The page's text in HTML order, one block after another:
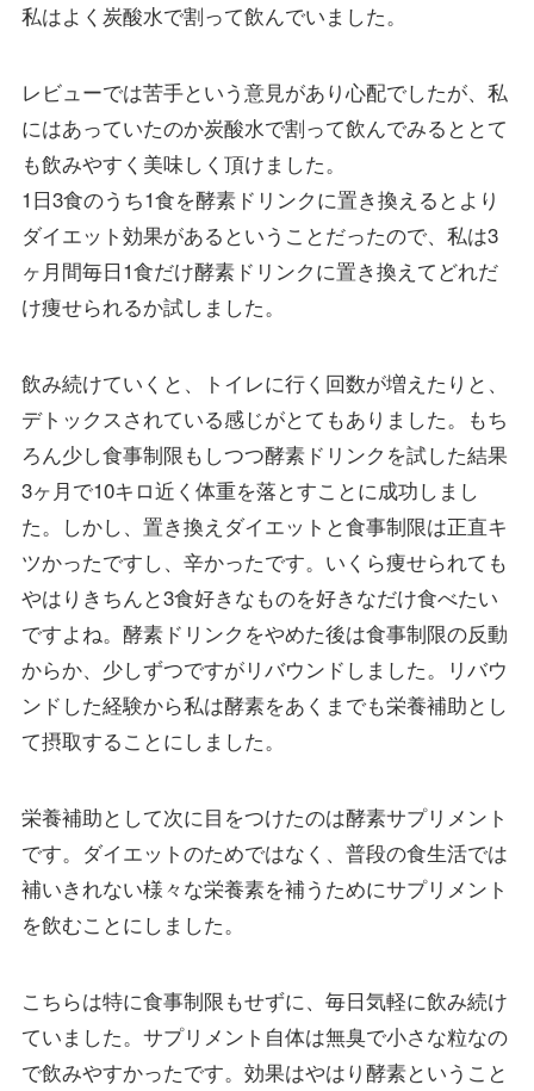
私はよく炭酸水で割って飲んでいました。
レビューでは苦手という意見があり心配でしたが、私
にはあっていたのか炭酸水で割って飲んでみるととて
も飲みやすく美味しく頂けました。
1日3食のうち1食を酵素ドリンクに置き換えるとより
ダイエット効果があるということだったので、私は3
ヶ月間毎日1食だけ酵素ドリンクに置き換えてどれだ
け痩せられるか試しました。
飲み続けていくと、トイレに行く回数が増えたりと、
デトックスされている感じがとてもありました。もち
ろん少し食事制限もしつつ酵素ドリンクを試した結果
3ヶ月で10キロ近く体重を落とすことに成功しまし
た。しかし、置き換えダイエットと食事制限は正直キ
ツかったですし、辛かったです。いくら痩せられても
やはりきちんと3食好きなものを好きなだけ食べたい
ですよね。酵素ドリンクをやめた後は食事制限の反動
からか、少しずつですがリバウンドしました。リバウ
ンドした経験から私は酵素をあくまでも栄養補助とし
て摂取することにしました。
栄養補助として次に目をつけたのは酵素サプリメント
です。ダイエットのためではなく、普段の食生活では
補いきれない様々な栄養素を補うためにサプリメント
を飲むことにしました。
こちらは特に食事制限もせずに、毎日気軽に飲み続け
ていました。サプリメント自体は無臭で小さな粒なの
で飲みやすかったです。効果はやはり酵素ということ